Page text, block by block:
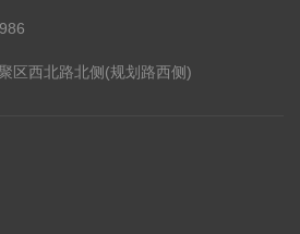
区西北路北侧(规划路西侧)